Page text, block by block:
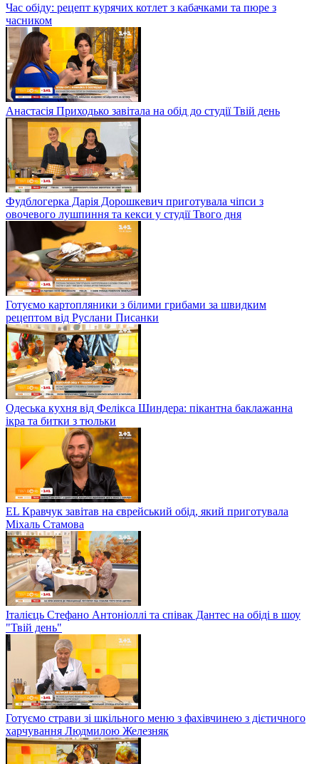
Час обіду: рецепт курячих котлет з кабачками та пюре з
часником
Анастасія Приходько завітала на обід до студії Твій день
Фудблогерка Дарія Дорошкевич приготувала чіпси з
овочевого лушпиння та кекси у студії Твого дня
Готуємо картопляники з білими грибами за швидким
рецептом від Руслани Писанки
Одеська кухня від Фелікса Шиндера: пікантна баклажанна
ікра та битки з тюльки
EL Кравчук завітав на єврейський обід, який приготувала
Міхаль Стамова
Італієць Стефано Антоніоллі та співак Дантес на обіді в шоу
"Твій день"
Готуємо страви зі шкільного меню з фахівчинею з дієтичного
харчування Людмилою Железняк